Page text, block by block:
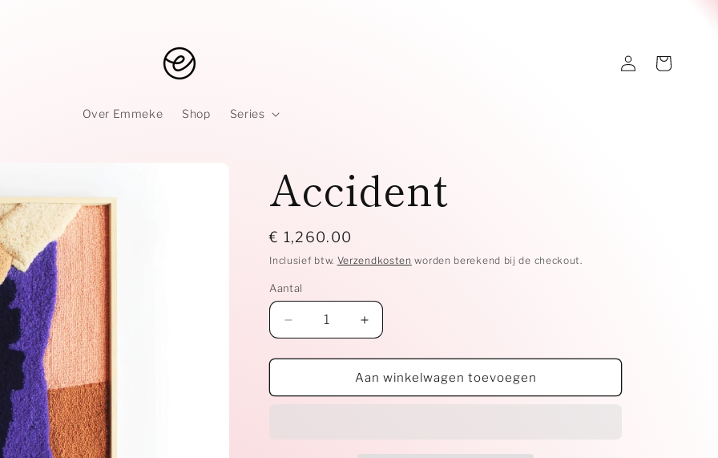
Over Emmeke Shop Series
Inloggen
Winkelwagen
Accident
Normale
prijs
€ 1,260.00
Inclusief btw. Verzendkosten worden berekend bij de checkout.
Aantal
Aantal
verlagen
voor
Aantal
verhogen
voor
Accident
Aan winkelwagen toevoegen